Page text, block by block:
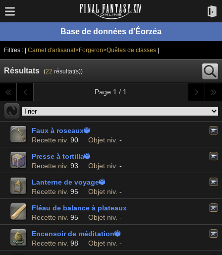
Base de données d'Éorzéa
Filtres : | Carnet d'artisanat>Forgeron>Quêtes de classes
Résultats (22 résultat(s))
Page 1 / 1
Faux à roseaux
Recette niv. 90 Objet niv. -
Presse à tortilla
Recette niv. 93 Objet niv. -
Lanterne de voyage
Recette niv. 95 Objet niv. -
Fléau de balance à plateaux
Recette niv. 95 Objet niv. -
Encensoir de méditation
Recette niv. 98 Objet niv. -